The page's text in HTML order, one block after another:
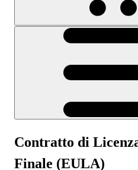
Contratto di
Finale (EULA)